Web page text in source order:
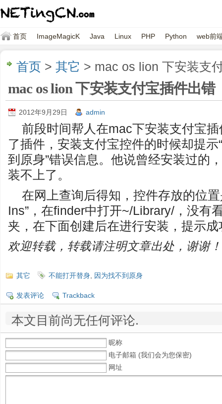
首页 ImageMagicK Java Linux PHP Python web前
首页 > 其它 > mac os lion 下安装支
mac os lion 下安装支付宝插件出错
2012年9月29日 admin
前段时间帮人在mac下安装支付宝
了插件，安装支付宝控件的时候却提
到原身”错误信息。他说曾经安装过的
装不上了。
在网上查询后得知，控件存放的位
Ins”，在finder中打开~/Library/，没有
夹，在下面创建后在进行安装，提示
欢迎转载，转载请注明文章出处，谢谢！
其它 不能打开替身 因为找不到原身
发表评论 Trackback
本文目前尚无任何评论.
昵称
电子邮箱 (我们会为您保密)
网址